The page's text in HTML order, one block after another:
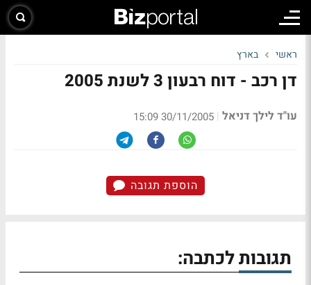
ראשי בארץ
דן רכב - דוח רבעון 3 לשנת 2005
עו"ד לילך דניאל |
30/11/2005 15:09
הוספת תגובה
תגובות לכתבה: